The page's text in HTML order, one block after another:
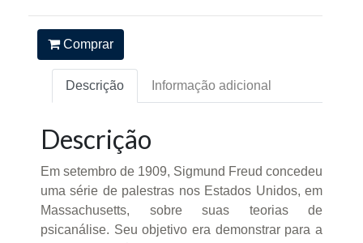
Comprar
Descrição Informação adicional
Descrição
Em setembro de 1909, Sigmund Freud concedeu
uma série de palestras nos Estados Unidos, em
Massachusetts, sobre suas teorias de
psicanálise. Seu objetivo era demonstrar para a